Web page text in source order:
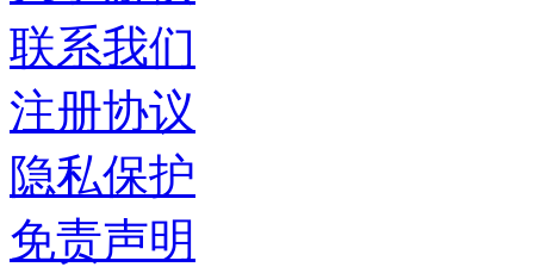
联系我们
注册协议
隐私保护
免责声明